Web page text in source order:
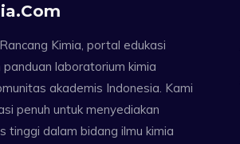
Kimia, portal edukasi
laboratorium kimia
akademis Indonesia. Kami
penuh untuk menyediakan
tinggi dalam bidang ilmu kimia